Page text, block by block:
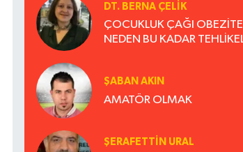
DT. BERNA ÇELIK
ÇOCUKLUK ÇAĞI
NEDEN BU KADAR
ŞABAN AKIN
AMATÖR OLMAK
ŞERAFETTIN URAL